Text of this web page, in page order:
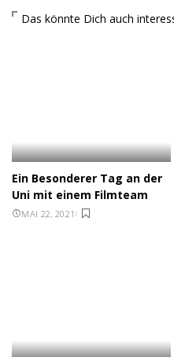
Das könnte Dich auch
Ein Besonderer Tag an der
Uni mit einem Filmteam
MAI 22, 2021